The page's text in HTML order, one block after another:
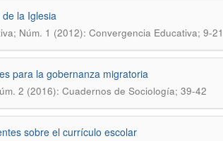
la Iglesia
Núm. 1 (2012): Convergencia Educativa; 9-21
para la gobernanza migratoria
2 (2016): Cuadernos de Sociología; 39-42
sobre el currículo escolar